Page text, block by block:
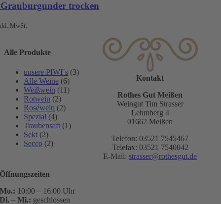
trocken
MwSt.
Alle Produkte
unsere PIWI´s (3)
Alle Weine (6)
Weißwein (11)
Rotwein (2)
Roséwein (2)
Spezial (4)
Traubensaft (1)
Sekt (2)
Secco (2)
Kontakt
Rothes Gut Meißen
Weingut Tim Strasser
Lehmberg 4
01662 Meißen
Telefon: 03521 7545467
Telefax: 03521 7540042
E-Mail:strasser@rothesgut.de
Öffnungszeiten
Mo.: 10:00 – 16:00 Uhr
Di. – Mi.: geschlossen